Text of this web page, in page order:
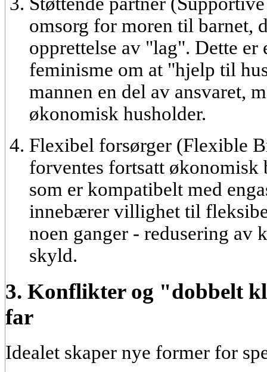
omsorg for moren til barnet,
opprettelse av "lag". Dette
feminisme om at "hjelp til
mannen en del av ansvaret,
økonomisk husholder.
Flexibel forsørger (Flexible
forventes fortsatt økonomisk
som er kompatibelt med
innebærer villighet til
noen ganger - redusering av
skyld.
3. Konflikter og "dobbelt
far
Idealet skaper nye former for